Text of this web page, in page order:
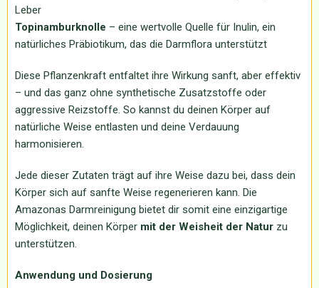
Leber
Topinamburknolle – eine wertvolle Quelle für Inulin, ein
natürliches Präbiotikum, das die Darmflora unterstützt
Diese Pflanzenkraft entfaltet ihre Wirkung sanft, aber effektiv
– und das ganz ohne synthetische Zusatzstoffe oder
aggressive Reizstoffe. So kannst du deinen Körper auf
natürliche Weise entlasten und deine Verdauung
harmonisieren.
Jede dieser Zutaten trägt auf ihre Weise dazu bei, dass dein
Körper sich auf sanfte Weise regenerieren kann. Die
Amazonas Darmreinigung bietet dir somit eine einzigartige
Möglichkeit, deinen Körper mit der Weisheit der Natur zu
unterstützen.
Anwendung und Dosierung